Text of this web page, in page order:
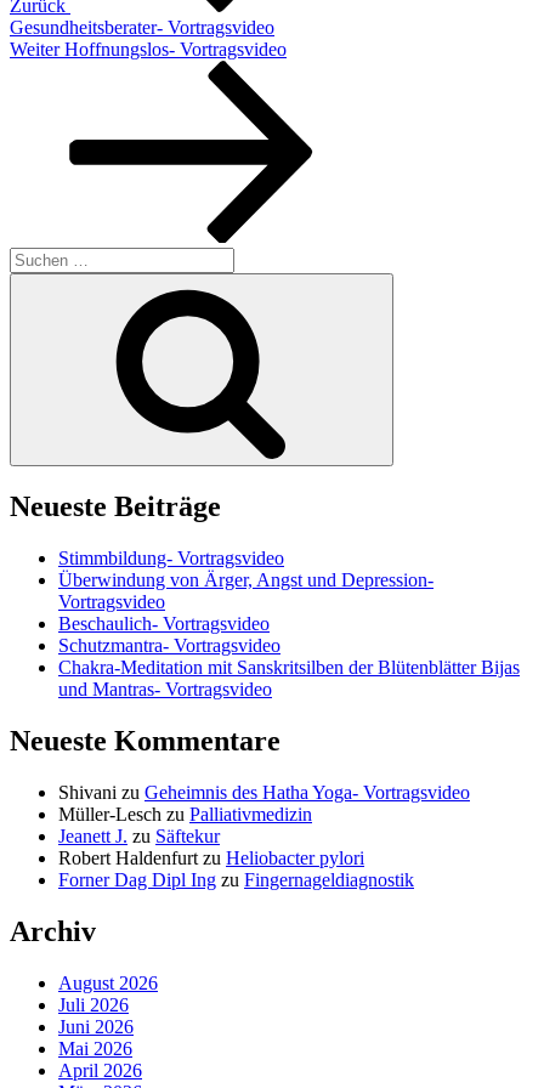
Zurück
Gesundheitsberater- Vortragsvideo
Nächster
Weiter Hoffnungslos- Vortragsvideo
Suchen
nach:
Neueste Beiträge
Stimmbildung- Vortragsvideo
Überwindung von Ärger, Angst und Depression-
Vortragsvideo
Beschaulich- Vortragsvideo
Schutzmantra- Vortragsvideo
Chakra-Meditation mit Sanskritsilben der Blütenblätter Bijas
und Mantras- Vortragsvideo
Neueste Kommentare
Shivani zu Geheimnis des Hatha Yoga- Vortragsvideo
Müller-Lesch zu Palliativmedizin
Jeanett J. zu Säftekur
Robert Haldenfurt zu Heliobacter pylori
Forner Dag Dipl Ing zu Fingernageldiagnostik
Archiv
August 2026
Juli 2026
Juni 2026
Mai 2026
April 2026